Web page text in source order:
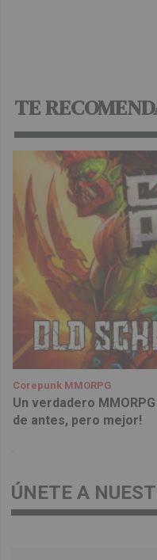
TE
Corepunk MMORPG
Un verdadero
de antes, pero mejor!
ÚNETE A